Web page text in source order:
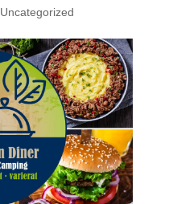
Uncategorized